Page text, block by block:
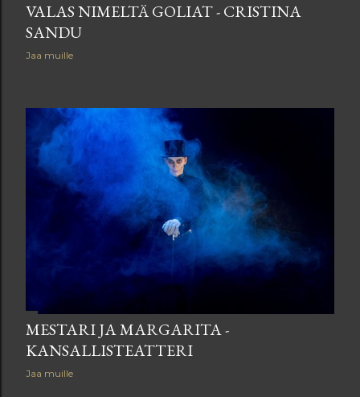
VALAS NIMELTÄ GOLIAT - CRISTINA
SANDU
Jaa muille
MESTARI JA MARGARITA -
KANSALLISTEATTERI
Jaa muille